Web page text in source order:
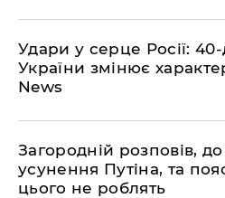
Удари у серце Росії:
України змінює
News
Загородній розповів,
усунення Путіна, та
цього не роблять